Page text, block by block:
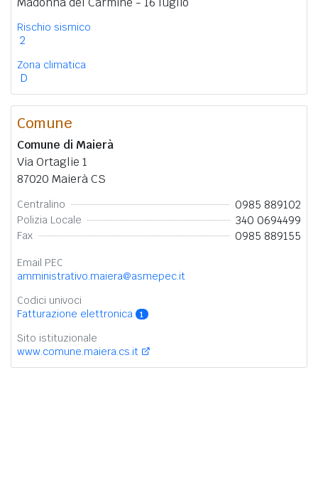
Rischio sismico
2
Zona climatica
D
Comune
Comune di Maierà
Via Ortaglie 1
87020 Maierà CS
Centralino 0985 889102
Polizia Locale 340 0694499
Fax 0985 889155
Email PEC
amministrativo.maiera@asmepec.it
Codici univoci
Fatturazione elettronica
1
Sito istituzionale
www.comune.maiera.cs.it